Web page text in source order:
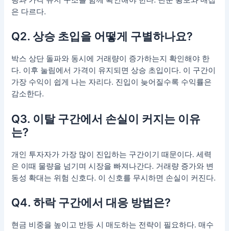
은 다르다.
Q2. 상승 초입을 어떻게 구별하나요?
박스 상단 돌파와 동시에 거래량이 증가하는지 확인해야 한
다. 이후 눌림에서 가격이 유지되면 상승 초입이다. 이 구간이
가장 수익이 쉽게 나는 자리다. 진입이 늦어질수록 수익률은
감소한다.
Q3. 이탈 구간에서 손실이 커지는 이유
는?
개인 투자자가 가장 많이 진입하는 구간이기 때문이다. 세력
은 이때 물량을 넘기며 시장을 빠져나간다. 거래량 증가와 변
동성 확대는 위험 신호다. 이 신호를 무시하면 손실이 커진다.
Q4. 하락 구간에서 대응 방법은?
현금 비중을 높이고 반등 시 매도하는 전략이 필요하다. 매수